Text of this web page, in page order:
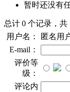
暂时还没有
总计 0 个记录，共
用户名：
匿名用
E-mail：
评价等
级：
评论内